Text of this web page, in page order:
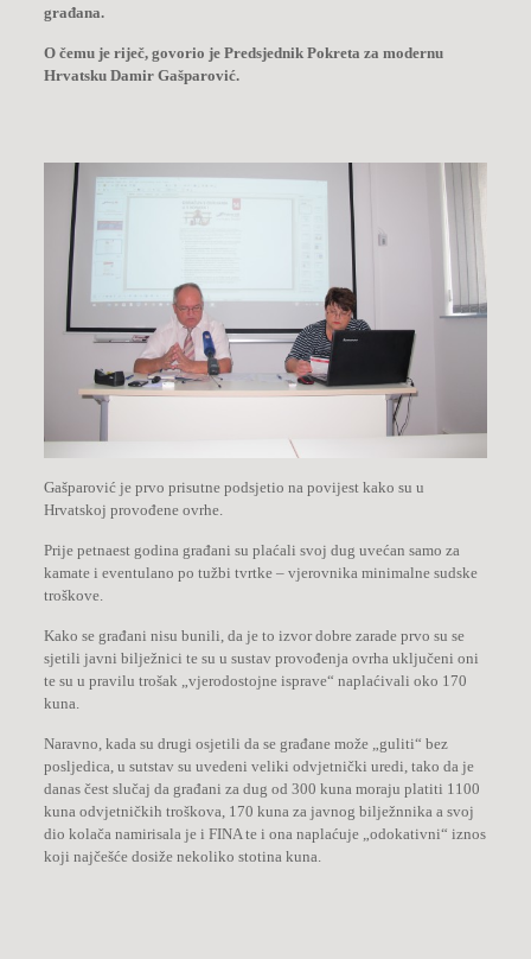
građana.
O čemu je riječ, govorio je Predsjednik Pokreta za modernu
Hrvatsku Damir Gašparović.
Gašparović je prvo prisutne podsjetio na povijest kako su u
Hrvatskoj provođene ovrhe.
Prije petnaest godina građani su plaćali svoj dug uvećan samo za
kamate i eventulano po tužbi tvrtke – vjerovnika minimalne sudske
troškove.
Kako se građani nisu bunili, da je to izvor dobre zarade prvo su se
sjetili javni bilježnici te su u sustav provođenja ovrha uključeni oni
te su u pravilu trošak „vjerodostojne isprave“ naplaćivali oko 170
kuna.
Naravno, kada su drugi osjetili da se građane može „guliti“ bez
posljedica, u sutstav su uvedeni veliki odvjetnički uredi, tako da je
danas čest slučaj da građani za dug od 300 kuna moraju platiti 1100
kuna odvjetničkih troškova, 170 kuna za javnog bilježnnika a svoj
dio kolača namirisala je i FINA te i ona naplaćuje „odokativni“ iznos
koji najčešće dosiže nekoliko stotina kuna.